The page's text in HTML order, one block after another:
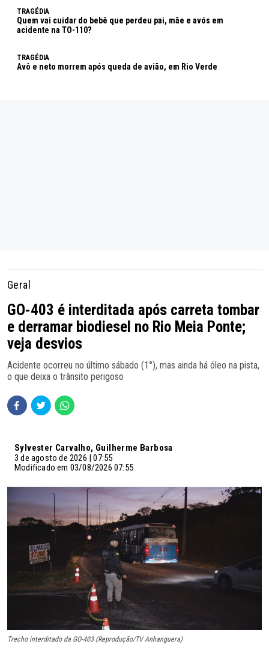
TRAGÉDIA
Quem vai cuidar do bebê que perdeu pai, mãe e avós em
acidente na TO-110?
TRAGÉDIA
Avô e neto morrem após queda de avião, em Rio Verde
Geral
GO-403 é interditada após carreta tombar
e derramar biodiesel no Rio Meia Ponte;
veja desvios
Acidente ocorreu no último sábado (1°), mas ainda há óleo na pista,
o que deixa o trânsito perigoso
Sylvester Carvalho, Guilherme Barbosa
3 de agosto de 2026 | 07:55
Modificado em 03/08/2026 07:55
Trecho interditado da GO-403 (Reprodução/TV Anhanguera)